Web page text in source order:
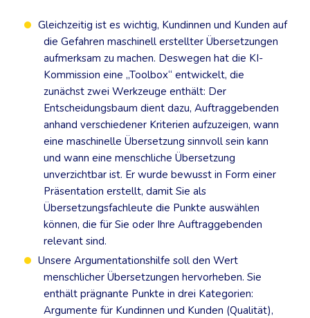
Gleichzeitig ist es wichtig, Kundinnen und Kunden auf
die Gefahren maschinell erstellter Übersetzungen
aufmerksam zu machen. Deswegen hat die KI-
Kommission eine „Toolbox“ entwickelt, die
zunächst zwei Werkzeuge enthält: Der
Entscheidungsbaum dient dazu, Auftraggebenden
anhand verschiedener Kriterien aufzuzeigen, wann
eine maschinelle Übersetzung sinnvoll sein kann
und wann eine menschliche Übersetzung
unverzichtbar ist. Er wurde bewusst in Form einer
Präsentation erstellt, damit Sie als
Übersetzungsfachleute die Punkte auswählen
können, die für Sie oder Ihre Auftraggebenden
relevant sind.
Unsere Argumentationshilfe soll den Wert
menschlicher Übersetzungen hervorheben. Sie
enthält prägnante Punkte in drei Kategorien:
Argumente für Kundinnen und Kunden (Qualität),